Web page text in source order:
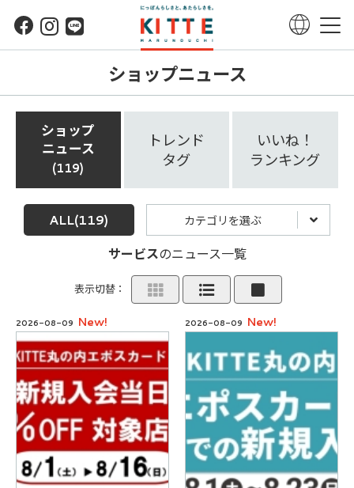
ショップニュース
ショップ
ニュース
119
トレンド
タグ
いいね！
ランキング
カテゴリを選ぶ
ALL(119)
サービスのニュース一覧
表示切替：
2026-08-09 New! 2026-08-09 New!